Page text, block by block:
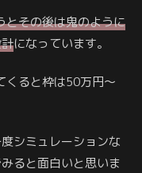
とその後は鬼のように
になっています。
くると枠は50万円～
シミュレーションな
ると面白いと思いま